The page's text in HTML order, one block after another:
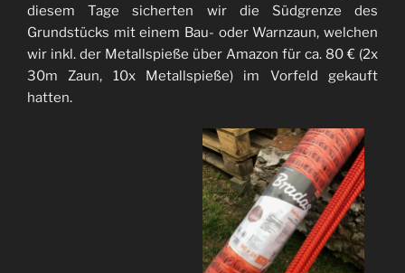
diesem Tage sicherten wir die Südgrenze des
Grundstücks mit einem Bau- oder Warnzaun, welchen
wir inkl. der Metallspieße über Amazon für ca. 80 € (2x
30m Zaun, 10x Metallspieße) im Vorfeld gekauft
hatten.